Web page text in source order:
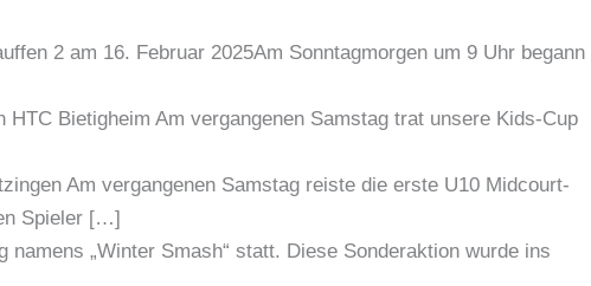
2 am 16. Februar 2025Am Sonntagmorgen um 9 Uhr begann
HTC Bietigheim Am vergangenen Samstag trat unsere Kids-Cup
Am vergangenen Samstag reiste die erste U10 Midcourt-
Spieler […]
„Winter Smash“ statt. Diese Sonderaktion wurde ins